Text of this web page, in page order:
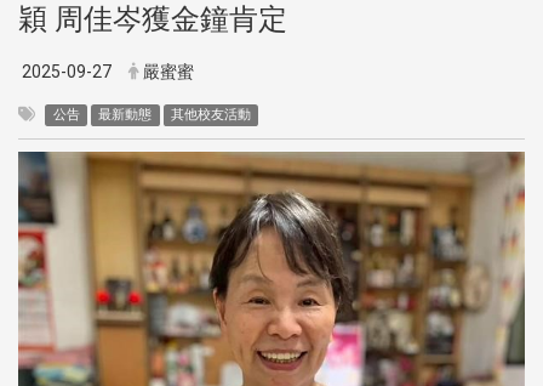
穎 周佳岑獲金鐘肯定
2025-09-27 嚴蜜蜜
公告 最新動態 其他校友活動